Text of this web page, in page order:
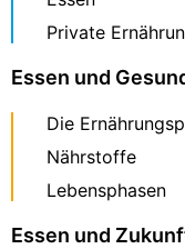
Private
Essen und
Die
Nährstoffe
Lebensphasen
Essen und